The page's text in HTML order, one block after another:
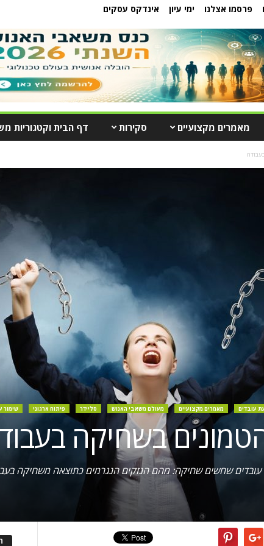
פרסמו אצלנו ימי עיון אינדקס עסקים
מאמרים מקצועיים סקירות דף הבית וקטגוריות
עובדים מאמרים מקצועיים מעולם משאבי האנוש סליידר פיתוח ארגוני שימור
בשחיקה
עובדים שחשים שחיקה: מהם הנזקים הנגרמים כתוצאה משחיקה